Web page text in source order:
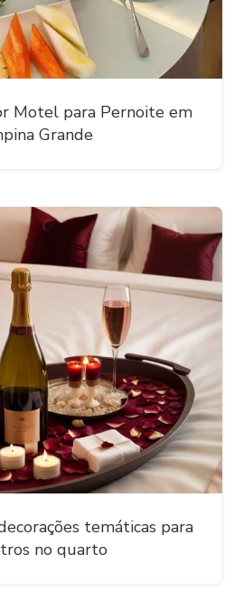
Motel para Pernoite em
Grande
temáticas para
no quarto